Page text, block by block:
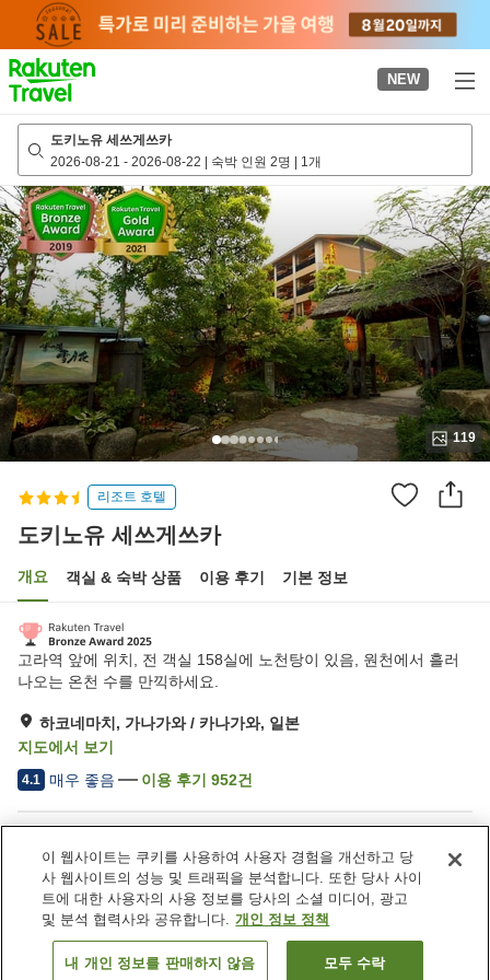
page
NEW
도키노유 세쓰게쓰카
2026-08-21 - 2026-08-22 | 숙박 인원 2명 | 1개
119
리조트 호텔
도키노유 세쓰게쓰카
개요 객실 & 숙박 상품 이용 후기 기본 정보
고라역 앞에 위치, 전 객실 158실에 노천탕이 있음, 원천에서 흘러
나오는 온천 수를 만끽하세요.
하코네마치, 가나가와 / 카나가와, 일본
지도에서 보기
4.1 매우 좋음 이용 후기 952건
주차장
사우나
스파 / 미용실
라운지
일본 가나가와 / 카나가와
도키노유 세쓰게쓰카
객실 보기
이 웹사이트는 쿠키를 사용하여 사용자 경험을 개선하고 당
사 웹사이트의 성능 및 트래픽을 분석합니다. 또한 당사 사이
트에 대한 사용자의 사용 정보를 당사의 소셜 미디어, 광고
및 분석 협력사와 공유합니다. 개인 정보 정책
내 개인 정보를 판매하지 않음 모두 수락